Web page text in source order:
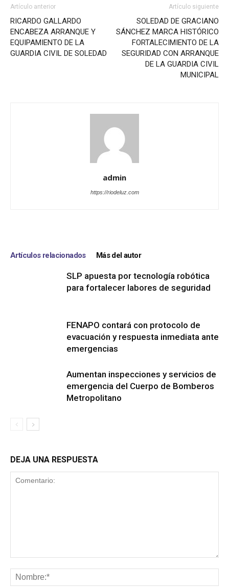
Artículo anterior
RICARDO GALLARDO
ENCABEZA ARRANQUE Y
EQUIPAMIENTO DE LA
GUARDIA CIVIL DE SOLEDAD
Artículo siguiente
SOLEDAD DE GRACIANO
SÁNCHEZ MARCA HISTÓRICO
FORTALECIMIENTO DE LA
SEGURIDAD CON ARRANQUE
DE LA GUARDIA CIVIL
MUNICIPAL
admin
https://riodeluz.com
Artículos relacionados Más del autor
SLP apuesta por tecnología robótica
para fortalecer labores de seguridad
FENAPO contará con protocolo de
evacuación y respuesta inmediata ante
emergencias
Aumentan inspecciones y servicios de
emergencia del Cuerpo de Bomberos
Metropolitano
DEJA UNA RESPUESTA